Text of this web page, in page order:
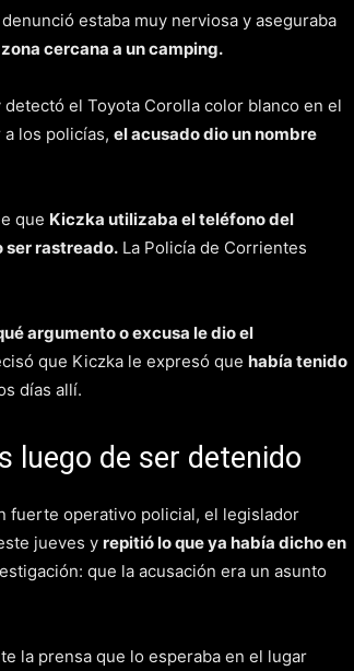
estaba muy nerviosa y aseguraba
cercana a un camping.
el Toyota Corolla color blanco en el
los policías, el acusado dio un nombre
que Kiczka utilizaba el teléfono del
ser rastreado. La Policía de Corrientes
argumento o excusa le dio el
que Kiczka le expresó que había tenido
días allí.
luego de ser detenido
fuerte operativo policial, el legislador
jueves y repitió lo que ya había dicho en
que la acusación era un asunto
la prensa que lo esperaba en el lugar